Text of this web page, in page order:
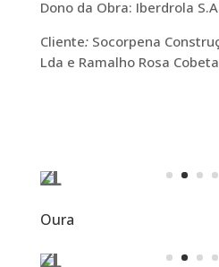
Dono da Obra: Iberdrola S.A
Cliente:Socorpena
Lda e Ramalho Rosa
Oura